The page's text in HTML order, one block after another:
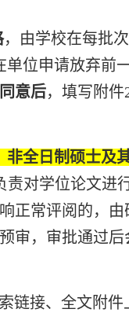
，由学校在每批
单位申请放弃前
意后，填写附件
非全日制硕士及
责对学位论文进
正常评阅的，由
审，审批通过后
链接、全文附件